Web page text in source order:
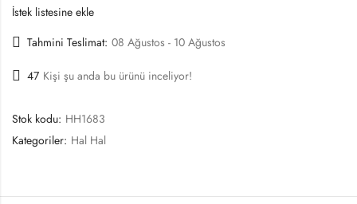
İstek listesine ekle
Tahmini Teslimat: 08 Ağustos - 10 Ağustos
47 Kişi şu anda bu ürünü inceliyor!
Stok kodu: HH1683
Kategoriler: Hal Hal